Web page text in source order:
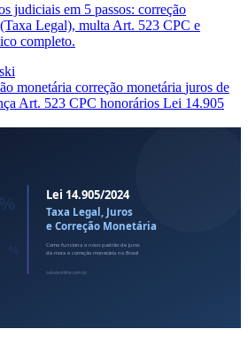
judiciais em 5 passos: correção
Legal), multa Art. 523 CPC e
completo.
monetária correção monetária juros de
Art. 523 CPC honorários Lei 14.905